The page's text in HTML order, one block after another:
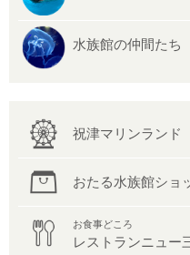
水族館の仲間たち
祝津マリンランド
おたる水族館ショ
お食事どころ
レストランニュー